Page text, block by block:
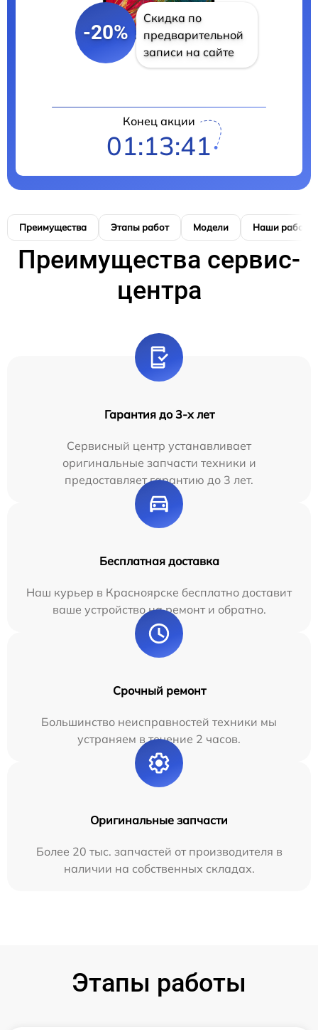
-20%
Скидка по
предварительной
записи на сайте
Конец акции
01:13:40
Преимущества Этапы работ Модели Наши работы
Преимущества сервис-
центра
Гарантия до 3-х лет
Сервисный центр устанавливает
оригинальные запчасти техники и
предоставляет гарантию до 3 лет.
Бесплатная доставка
Наш курьер в Красноярске бесплатно доставит
ваше устройство на ремонт и обратно.
Срочный ремонт
Большинство неисправностей техники мы
устраняем в течение 2 часов.
Оригинальные запчасти
Более 20 тыс. запчастей от производителя в
наличии на собственных складах.
Этапы работы